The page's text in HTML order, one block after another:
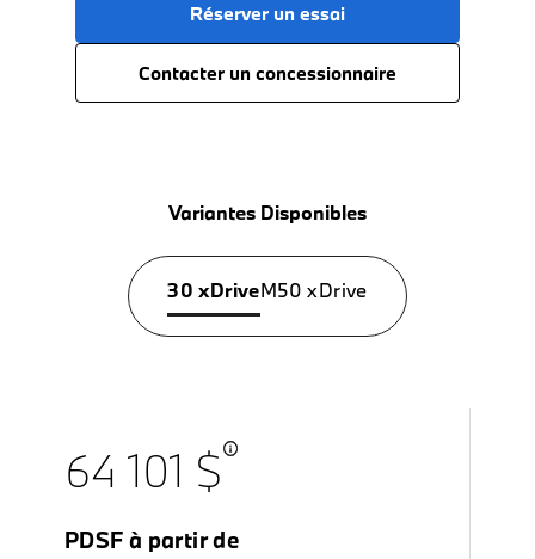
Réserver un essai
Contacter un concessionnaire
Variantes Disponibles
30 xDriveM50 xDrive
64 101 $
PDSF à partir de